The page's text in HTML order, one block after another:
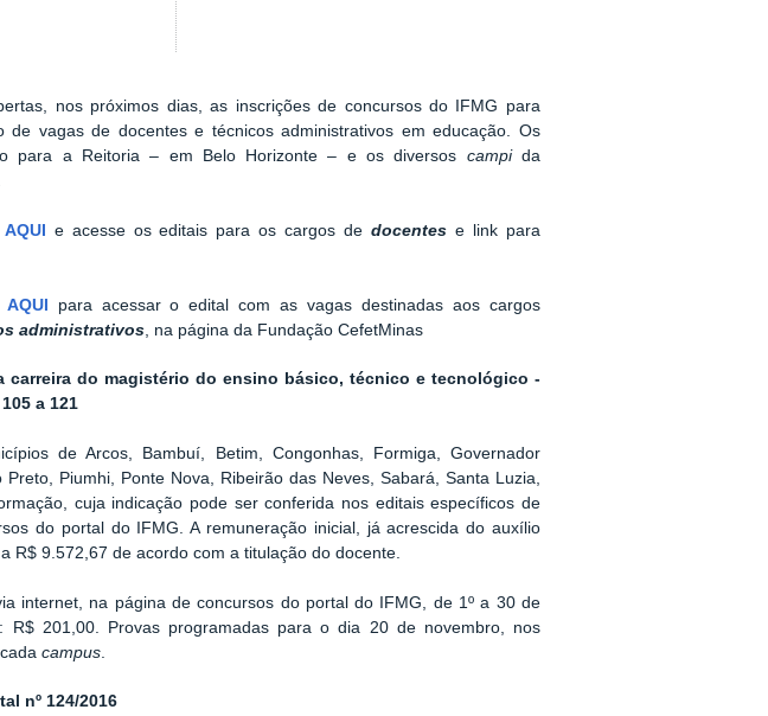
nos próximos dias, as inscrições de concursos do IFMG para
de vagas de docentes e técnicos administrativos em educação. Os
para a Reitoria – em Belo Horizonte – e os diversos campida
e acesseos editais para os cargos dedocentes e link para
AQUI para acessar o edital com as vagas destinadas aos cargos
administrativos, na página da Fundação CefetMinas
carreira do magistério do ensino básico, técnico e tecnológico -
a 121
de Arcos, Bambuí, Betim, Congonhas, Formiga, Governador
Piumhi, Ponte Nova, Ribeirão das Neves, Sabará, Santa Luzia,
cuja indicação pode ser conferida nos editais específicos de
do portal do IFMG. A remuneração inicial, já acrescida do auxílio
R$ 9.572,67 de acordo com a titulação do docente.
internet, na página de concursos do portal do IFMG, de 1º a 30 de
R$ 201,00. Provas programadas para o dia 20 de novembro, nos
cadacampus
nº 124/2016